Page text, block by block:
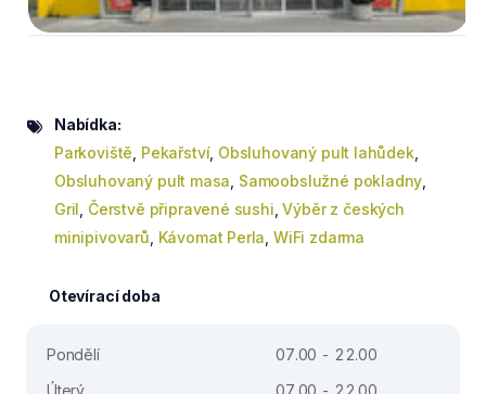
Nabídka:
Parkoviště Pekařství, Obsluhovaný pult lahůdek,
Obsluhovaný pult masa Samoobslužné pokladny
Gril Čerstvě připravené sushi ,Výběr z českých
minipivovarů Kávomat Perla WiFi zdarma
Otevírací doba
Pondělí
07.00 - 22.00
Úterý
07.00 - 22.00